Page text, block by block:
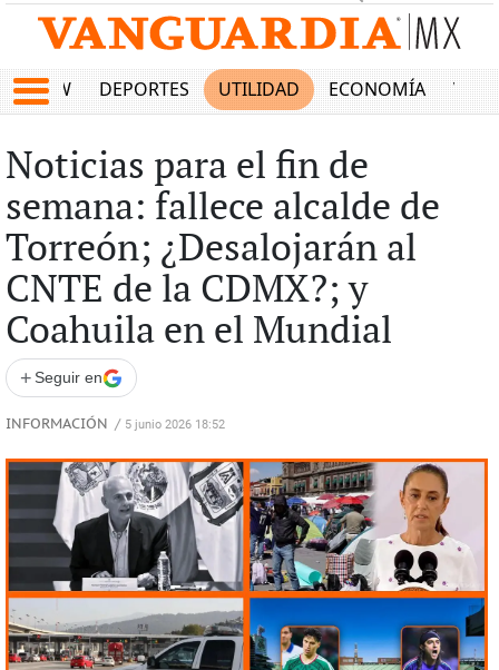
SHOW DEPORTES UTILIDAD ECONOMÍA VIDA
Noticias para el fin de
semana: fallece alcalde de
Torreón; ¿Desalojarán al
CNTE de la CDMX?; y
Coahuila en el Mundial
+ Seguir en
INFORMACIÓN / 5 junio 2026 18:52